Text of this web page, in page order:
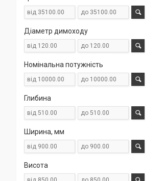
Діаметр димоходу
Номінальна потужність
Глибина
Ширина, мм
Висота